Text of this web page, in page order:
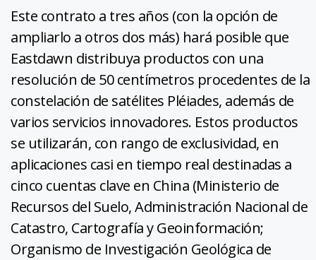
Este contrato a tres años (con la opción de
ampliarlo a otros dos más) hará posible que
Eastdawn distribuya productos con una
resolución de 50 centímetros procedentes de la
constelación de satélites Pléiades, además de
varios servicios innovadores. Estos productos
se utilizarán, con rango de exclusividad, en
aplicaciones casi en tiempo real destinadas a
cinco cuentas clave en China (Ministerio de
Recursos del Suelo, Administración Nacional de
Catastro, Cartografía y Geoinformación;
Organismo de Investigación Geológica de